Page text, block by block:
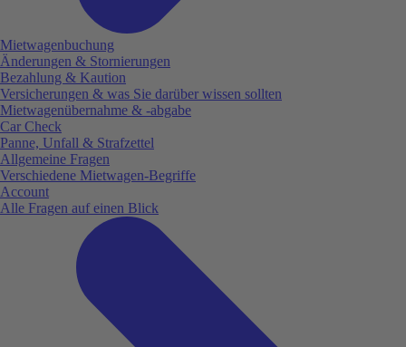
Mietwagenbuchung
Änderungen & Stornierungen
Bezahlung & Kaution
Versicherungen & was Sie darüber wissen sollten
Mietwagenübernahme & -abgabe
Car Check
Panne, Unfall & Strafzettel
Allgemeine Fragen
Verschiedene Mietwagen-Begriffe
Account
Alle Fragen auf einen Blick